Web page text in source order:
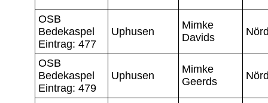
OSB
Bedekaspel
Eintrag: 477
Uphusen
Mimke
Davids
OSB
Bedekaspel
Eintrag: 479
Uphusen
Mimke
Geerds